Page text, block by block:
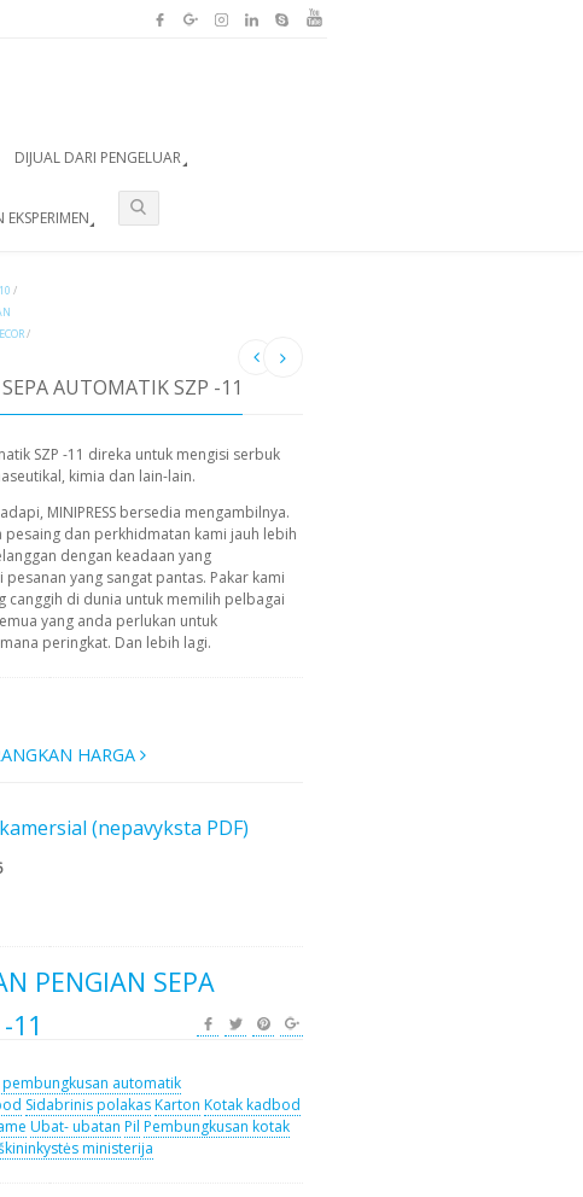
DIJUAL DARI PENGELUAR
EKSPERIMEN
/
/
AUTOMATIK SZP -11
SZP -11 direka untuk mengisi serbuk
kimia dan lain-lain.
MINIPRESS bersedia mengambilnya.
dan perkhidmatan kami jauh lebih
dengan keadaan yang
yang sangat pantas. Pakar kami
canggih di dunia untuk memilih pelbagai
yang anda perlukan untuk
peringkat. Dan lebih lagi.
HARGA
(nepavyksta PDF)
PENGIAN SEPA
11
pembungkusan automatik
Sidabrinis polakasKarton Kotak kadbod
Ubat- ubatan Pil Pembungkusan kotak
ministerija